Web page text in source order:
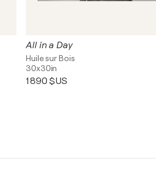
All in a Day
Huile sur Bois
30x30in
1 890 $US